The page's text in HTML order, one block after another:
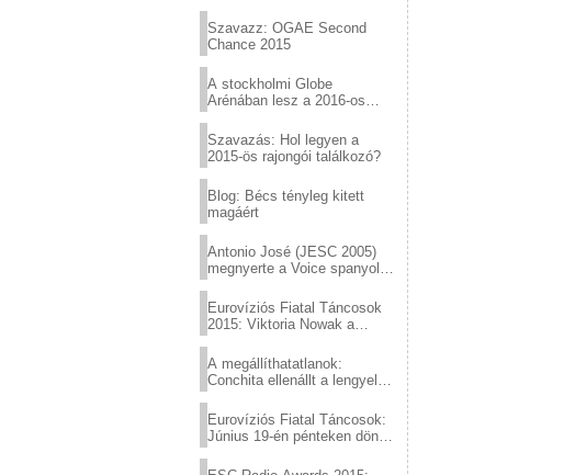
Szavazz: OGAE Second
Chance 2015
A stockholmi Globe
Arénában lesz a 2016-os
Szavazás: Hol legyen a
2015-ös rajongói találkozó?
Blog: Bécs tényleg kitett
magáért
Antonio José (JESC 2005)
megnyerte a Voice spanyol
Eurovíziós Fiatal Táncosok
2015: Viktoria Nowak a
A megállíthatatlanok:
Conchita ellenállt a lengyel
Eurovíziós Fiatal Táncosok:
Június 19-én pénteken döntő